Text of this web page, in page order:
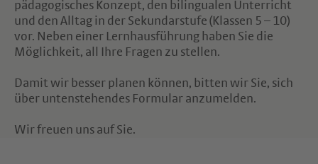
pädagogisches Konzept, den bilingualen Unterricht
und den Alltag in der Sekundarstufe (Klassen 5 – 10)
vor. Neben einer Lernhausführung haben Sie die
Möglichkeit, all Ihre Fragen zu stellen.
Damit wir besser planen können, bitten wir Sie, sich
über untenstehendes Formular anzumelden.
Wir freuen uns auf Sie.